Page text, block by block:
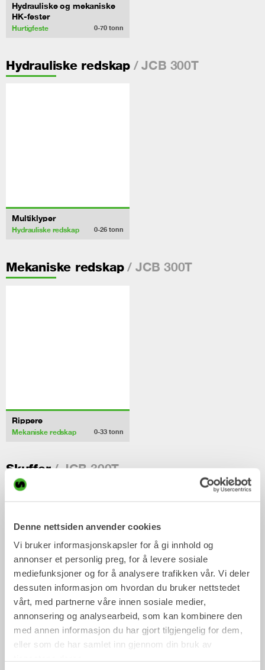
Denne nettsiden anvender cookies
Vi bruker informasjonskapsler for å gi innhold og
annonser et personlig preg, for å levere sosiale
mediefunksjoner og for å analysere trafikken vår. Vi deler
dessuten informasjon om hvordan du bruker nettstedet
vårt, med partnerne våre innen sosiale medier,
annonsering og analysearbeid, som kan kombinere den
med annen informasjon du har gjort tilgjengelig for dem,
eller som de har samlet inn gjennom din bruk av
Hydrauliske og mekaniske
HK-fester
Hurtigfeste 0-70 tonn
Hydrauliske redskap/ JCB 300T
Multiklyper
Hydrauliske redskap 0-26 tonn
Mekaniske redskap/ JCB 300T
Rippere
Mekaniske redskap 0-33 tonn
Skuffer/ JCB 300T
Spesialbygde skuffer
Skuffe
Planeringsskuffer
Skuffe 0-40tonn